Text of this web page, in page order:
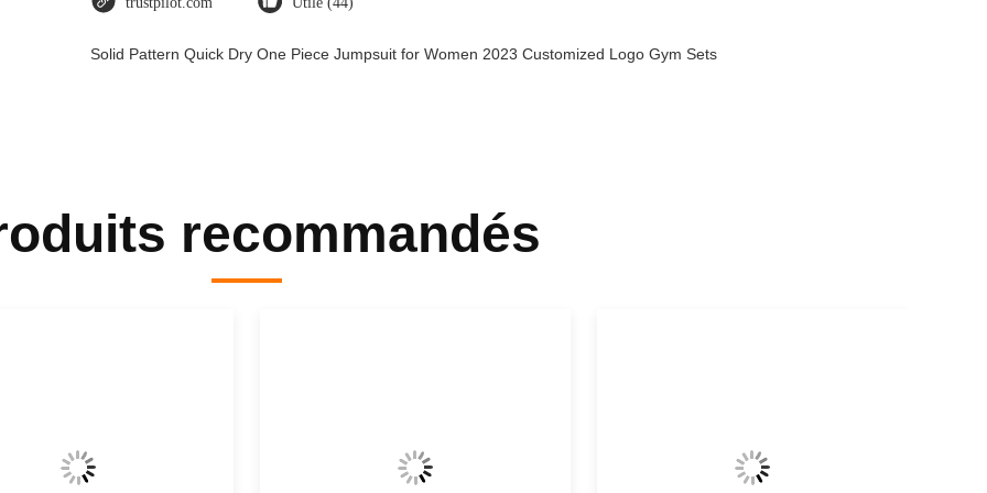
Solid Pattern Quick Dry One Piece Jumpsuit for Women 2023 Customized Logo Gym Sets
recommandés